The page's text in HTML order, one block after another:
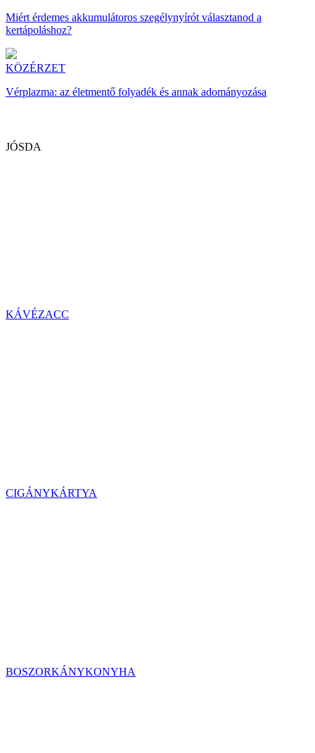
Miért érdemes akkumulátoros szegélynyírót választanod a
kertápoláshoz?
KÖZÉRZET
Vérplazma: az életmentő folyadék és annak adományozása
JÓSDA
KÁVÉZACC
CIGÁNYKÁRTYA
BOSZORKÁNYKONYHA